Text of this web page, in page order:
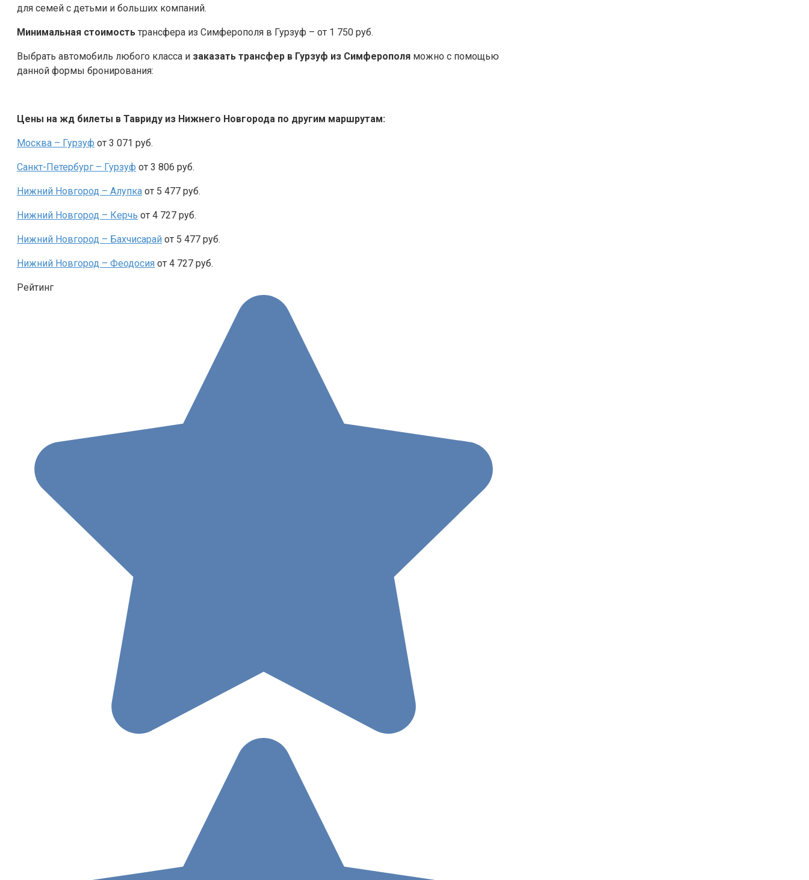
для семей с детьми и больших компаний.
Минимальная стоимость трансфера из Симферополя в Гурзуф – от 1 750 руб.
Выбрать автомобиль любого класса и заказать трансфер в Гурзуф из Симферополя можно с помощью
данной формы бронирования:
Цены на жд билеты в Тавриду из Нижнего Новгорода по другим маршрутам:
Москва – Гурзуф от 3 071 руб.
Санкт-Петербург – Гурзуф от 3 806 руб.
Нижний Новгород – Алупка от 5 477 руб.
Нижний Новгород – Керчь от 4 727 руб.
Нижний Новгород – Бахчисарай от 5 477 руб.
Нижний Новгород – Феодосия от 4 727 руб.
Рейтинг